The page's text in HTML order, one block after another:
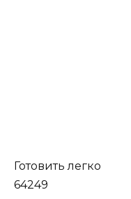
Готовить легко
64249